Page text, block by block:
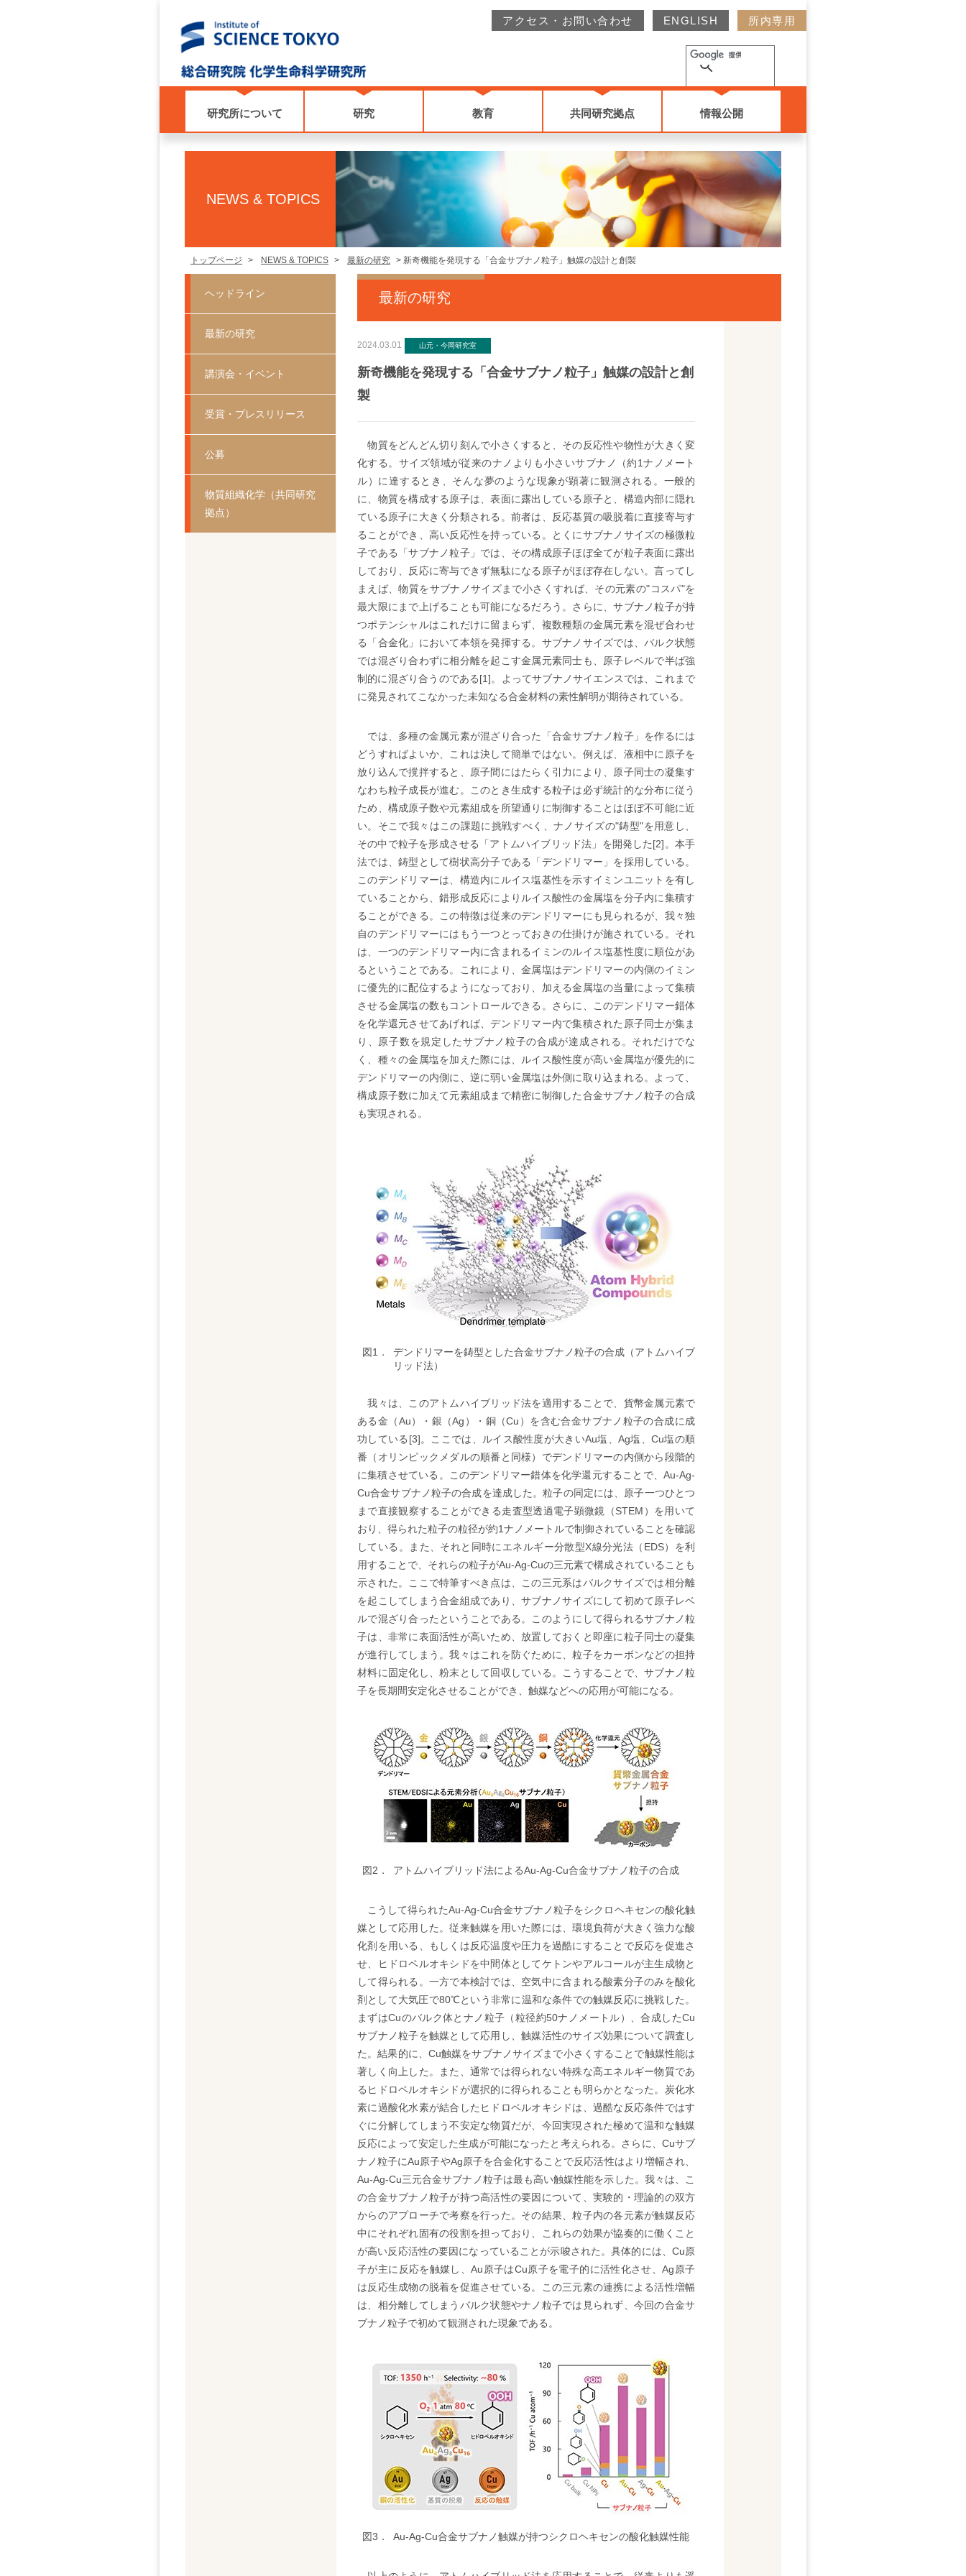
アクセス・お問い合わせ ENGLISH 所内専用
研究所について 研究 教育 共同研究拠点 情報公開
NEWS & TOPICS
トップページ > NEWS & TOPICS > 最新の研究 > 新奇機能を発現する「合金サブナノ粒子」触媒の設計と創製
ヘッドライン
最新の研究
講演会・イベント
受賞・プレスリリース
公募
物質組織化学（共同研究
拠点）
最新の研究
2024.03.01 山元・今岡研究室
新奇機能を発現する「合金サブナノ粒子」触媒の設計と創
製
物質をどんどん切り刻んで小さくすると、その反応性や物性が大きく変
化する。サイズ領域が従来のナノよりも小さいサブナノ（約1ナノメート
ル）に達するとき、そんな夢のような現象が顕著に観測される。一般的
に、物質を構成する原子は、表面に露出している原子と、構造内部に隠れ
ている原子に大きく分類される。前者は、反応基質の吸脱着に直接寄与す
ることができ、高い反応性を持っている。とくにサブナノサイズの極微粒
子である「サブナノ粒子」では、その構成原子ほぼ全てが粒子表面に露出
しており、反応に寄与できず無駄になる原子がほぼ存在しない。言ってし
まえば、物質をサブナノサイズまで小さくすれば、その元素の"コスパ"を
最大限にまで上げることも可能になるだろう。さらに、サブナノ粒子が持
つポテンシャルはこれだけに留まらず、複数種類の金属元素を混ぜ合わせ
る「合金化」において本領を発揮する。サブナノサイズでは、バルク状態
では混ざり合わずに相分離を起こす金属元素同士も、原子レベルで半ば強
制的に混ざり合うのである[1]。よってサブナノサイエンスでは、これまで
に発見されてこなかった未知なる合金材料の素性解明が期待されている。
では、多種の金属元素が混ざり合った「合金サブナノ粒子」を作るには
どうすればよいか、これは決して簡単ではない。例えば、液相中に原子を
放り込んで撹拌すると、原子間にはたらく引力により、原子同士の凝集す
なわち粒子成長が進む。このとき生成する粒子は必ず統計的な分布に従う
ため、構成原子数や元素組成を所望通りに制御することはほぼ不可能に近
い。そこで我々はこの課題に挑戦すべく、ナノサイズの"鋳型"を用意し、
その中で粒子を形成させる「アトムハイブリッド法」を開発した[2]。本手
法では、鋳型として樹状高分子である「デンドリマー」を採用している。
このデンドリマーは、構造内にルイス塩基性を示すイミンユニットを有し
ていることから、錯形成反応によりルイス酸性の金属塩を分子内に集積す
ることができる。この特徴は従来のデンドリマーにも見られるが、我々独
自のデンドリマーにはもう一つとっておきの仕掛けが施されている。それ
は、一つのデンドリマー内に含まれるイミンのルイス塩基性度に順位があ
るということである。これにより、金属塩はデンドリマーの内側のイミン
に優先的に配位するようになっており、加える金属塩の当量によって集積
させる金属塩の数もコントロールできる。さらに、このデンドリマー錯体
を化学還元させてあげれば、デンドリマー内で集積された原子同士が集ま
り、原子数を規定したサブナノ粒子の合成が達成される。それだけでな
く、種々の金属塩を加えた際には、ルイス酸性度が高い金属塩が優先的に
デンドリマーの内側に、逆に弱い金属塩は外側に取り込まれる。よって、
構成原子数に加えて元素組成まで精密に制御した合金サブナノ粒子の合成
も実現される。
図1．
デンドリマーを鋳型とした合金サブナノ粒子の合成（アトムハイブ
リッド法）
我々は、このアトムハイブリッド法を適用することで、貨幣金属元素で
ある金（Au）・銀（Ag）・銅（Cu）を含む合金サブナノ粒子の合成に成
功している[3]。ここでは、ルイス酸性度が大きいAu塩、Ag塩、Cu塩の順
番（オリンピックメダルの順番と同様）でデンドリマーの内側から段階的
に集積させている。このデンドリマー錯体を化学還元することで、Au-Ag-
Cu合金サブナノ粒子の合成を達成した。粒子の同定には、原子一つひとつ
まで直接観察することができる走査型透過電子顕微鏡（STEM）を用いて
おり、得られた粒子の粒径が約1ナノメートルで制御されていることを確認
している。また、それと同時にエネルギー分散型X線分光法（EDS）を利
用することで、それらの粒子がAu-Ag-Cuの三元素で構成されていることも
示された。ここで特筆すべき点は、この三元系はバルクサイズでは相分離
を起こしてしまう合金組成であり、サブナノサイズにして初めて原子レベ
ルで混ざり合ったということである。このようにして得られるサブナノ粒
子は、非常に表面活性が高いため、放置しておくと即座に粒子同士の凝集
が進行してしまう。我々はこれを防ぐために、粒子をカーボンなどの担持
材料に固定化し、粉末として回収している。こうすることで、サブナノ粒
子を長期間安定化させることができ、触媒などへの応用が可能になる。
図2． アトムハイブリッド法によるAu-Ag-Cu合金サブナノ粒子の合成
こうして得られたAu-Ag-Cu合金サブナノ粒子をシクロヘキセンの酸化触
媒として応用した。従来触媒を用いた際には、環境負荷が大きく強力な酸
化剤を用いる、もしくは反応温度や圧力を過酷にすることで反応を促進さ
せ、ヒドロペルオキシドを中間体としてケトンやアルコールが主生成物と
して得られる。一方で本検討では、空気中に含まれる酸素分子のみを酸化
剤として大気圧で80℃という非常に温和な条件での触媒反応に挑戦した。
まずはCuのバルク体とナノ粒子（粒径約50ナノメートル）、合成したCu
サブナノ粒子を触媒として応用し、触媒活性のサイズ効果について調査し
た。結果的に、Cu触媒をサブナノサイズまで小さくすることで触媒性能は
著しく向上した。また、通常では得られない特殊な高エネルギー物質であ
るヒドロペルオキシドが選択的に得られることも明らかとなった。炭化水
素に過酸化水素が結合したヒドロペルオキシドは、過酷な反応条件ではす
ぐに分解してしまう不安定な物質だが、今回実現された極めて温和な触媒
反応によって安定した生成が可能になったと考えられる。さらに、Cuサブ
ナノ粒子にAu原子やAg原子を合金化することで反応活性はより増幅され、
Au-Ag-Cu三元合金サブナノ粒子は最も高い触媒性能を示した。我々は、こ
の合金サブナノ粒子が持つ高活性の要因について、実験的・理論的の双方
からのアプローチで考察を行った。その結果、粒子内の各元素が触媒反応
中にそれぞれ固有の役割を担っており、これらの効果が協奏的に働くこと
が高い反応活性の要因になっていることが示唆された。具体的には、Cu原
子が主に反応を触媒し、Au原子はCu原子を電子的に活性化させ、Ag原子
は反応生成物の脱着を促進させている。この三元素の連携による活性増幅
は、相分離してしまうバルク状態やナノ粒子では見られず、今回の合金サ
ブナノ粒子で初めて観測された現象である。
図3． Au-Ag-Cu合金サブナノ触媒が持つシクロヘキセンの酸化触媒性能